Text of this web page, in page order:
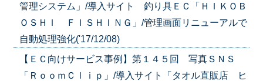
管理システム」/導入サイト 釣り具ＥＣ「ＨＩＫＯＢ
ＯＳＨＩ ＦＩＳＨＩＮＧ」/管理画面リニューアルで
自動処理強化('17/12/08)
【ＥＣ向けサービス事例】第１４５回 写真ＳＮＳ
「ＲｏｏｍＣｌｉｐ」/導入サイト「タオル直販店 ヒ